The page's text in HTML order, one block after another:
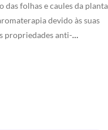
das folhas e caules da planta
devido às suas
propriedades anti-